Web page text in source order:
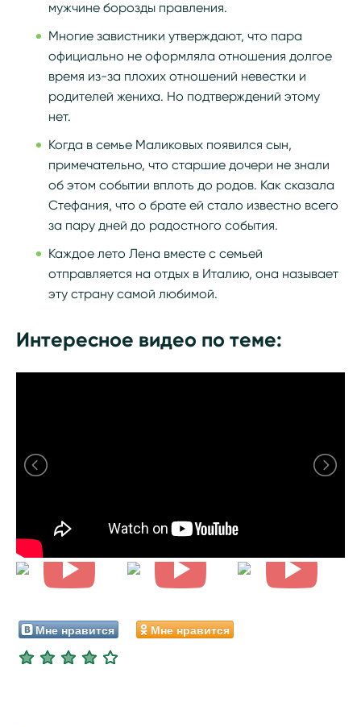
мужчине борозды правления.
Многие завистники утверждают, что пара
официально не оформляла отношения долгое
время из-за плохих отношений невестки и
родителей жениха. Но подтверждений этому
нет.
Когда в семье Маликовых появился сын,
примечательно, что старшие дочери не знали
об этом событии вплоть до родов. Как сказала
Стефания, что о брате ей стало известно всего
за пару дней до радостного события.
Каждое лето Лена вместе с семьей
отправляется на отдых в Италию, она называет
эту страну самой любимой.
Интересное видео по теме:
Мне нравится Мне нравится